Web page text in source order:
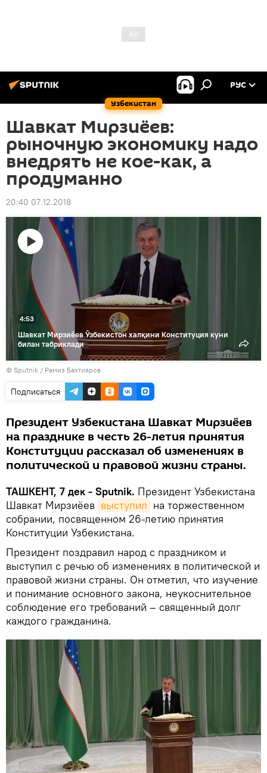
Узбекистан
РУС
Шавкат Мирзиёев:
рыночную экономику надо
внедрять не кое-как, а
продуманно
20:40 07.12.2018
Воспроизвести
видео
Шавкат Мирзиёев Ўзбекистон халқини Конституция куни
билан табриклади
4:53
© Sputnik / Рамиз Бахтияров
Подписаться
Президент Узбекистана Шавкат Мирзиёев
на празднике в честь 26-летия принятия
Конституции рассказал об изменениях в
политической и правовой жизни страны.
ТАШКЕНТ, 7 дек - Sputnik. Президент Узбекистана
Шавкат Мирзиёев выступил на торжественном
собрании, посвященном 26-летию принятия
Конституции Узбекистана.
Президент поздравил народ с праздником и
выступил с речью об изменениях в политической и
правовой жизни страны. Он отметил, что изучение
и понимание основного закона, неукоснительное
соблюдение его требований – священный долг
каждого гражданина.